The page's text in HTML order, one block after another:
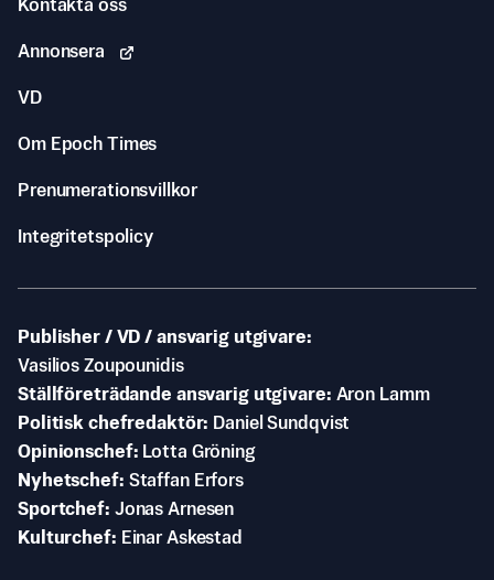
Kontakta oss
Annonsera
VD
Om Epoch Times
Prenumerationsvillkor
Integritetspolicy
Publisher / VD / ansvarig utgivare
Vasilios Zoupounidis
Ställföreträdande ansvarig utgivare Aron Lamm
Politisk chefredaktör
Daniel Sundqvist
Opinionschef
Lotta Gröning
Nyhetschef Staffan Erfors
Sportchef Jonas Arnesen
Kulturchef
Einar Askestad